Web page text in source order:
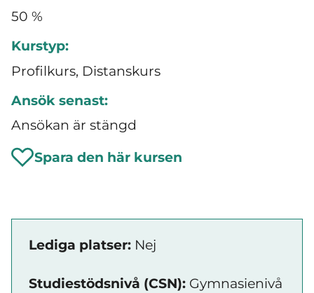
50 %
Kurstyp:
Profilkurs, Distanskurs
Ansök senast:
Ansökan är stängd
Spara den här kursen
Lediga platser: Nej
Studiestödsnivå (CSN): Gymnasienivå